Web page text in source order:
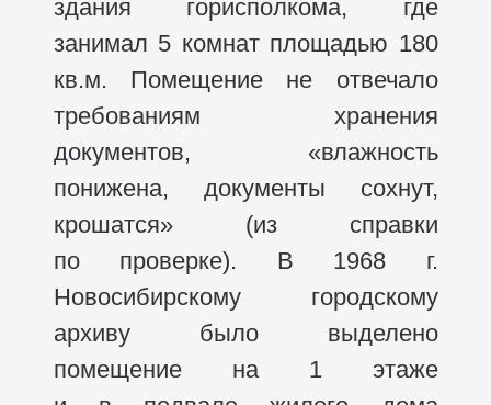
здания горисполкома, где
занимал 5 комнат площадью 180
кв.м. Помещение не отвечало
требованиям хранения
документов, «влажность
понижена, документы сохнут,
крошатся» (из справки
по проверке). В 1968 г.
Новосибирскому городскому
архиву было выделено
помещение на 1 этаже